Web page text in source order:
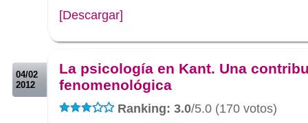
[Descargar]
04/02
2012
La psicología en Kant. Una
fenomenológica
Ranking: 3.0/5.0 (170 votos)